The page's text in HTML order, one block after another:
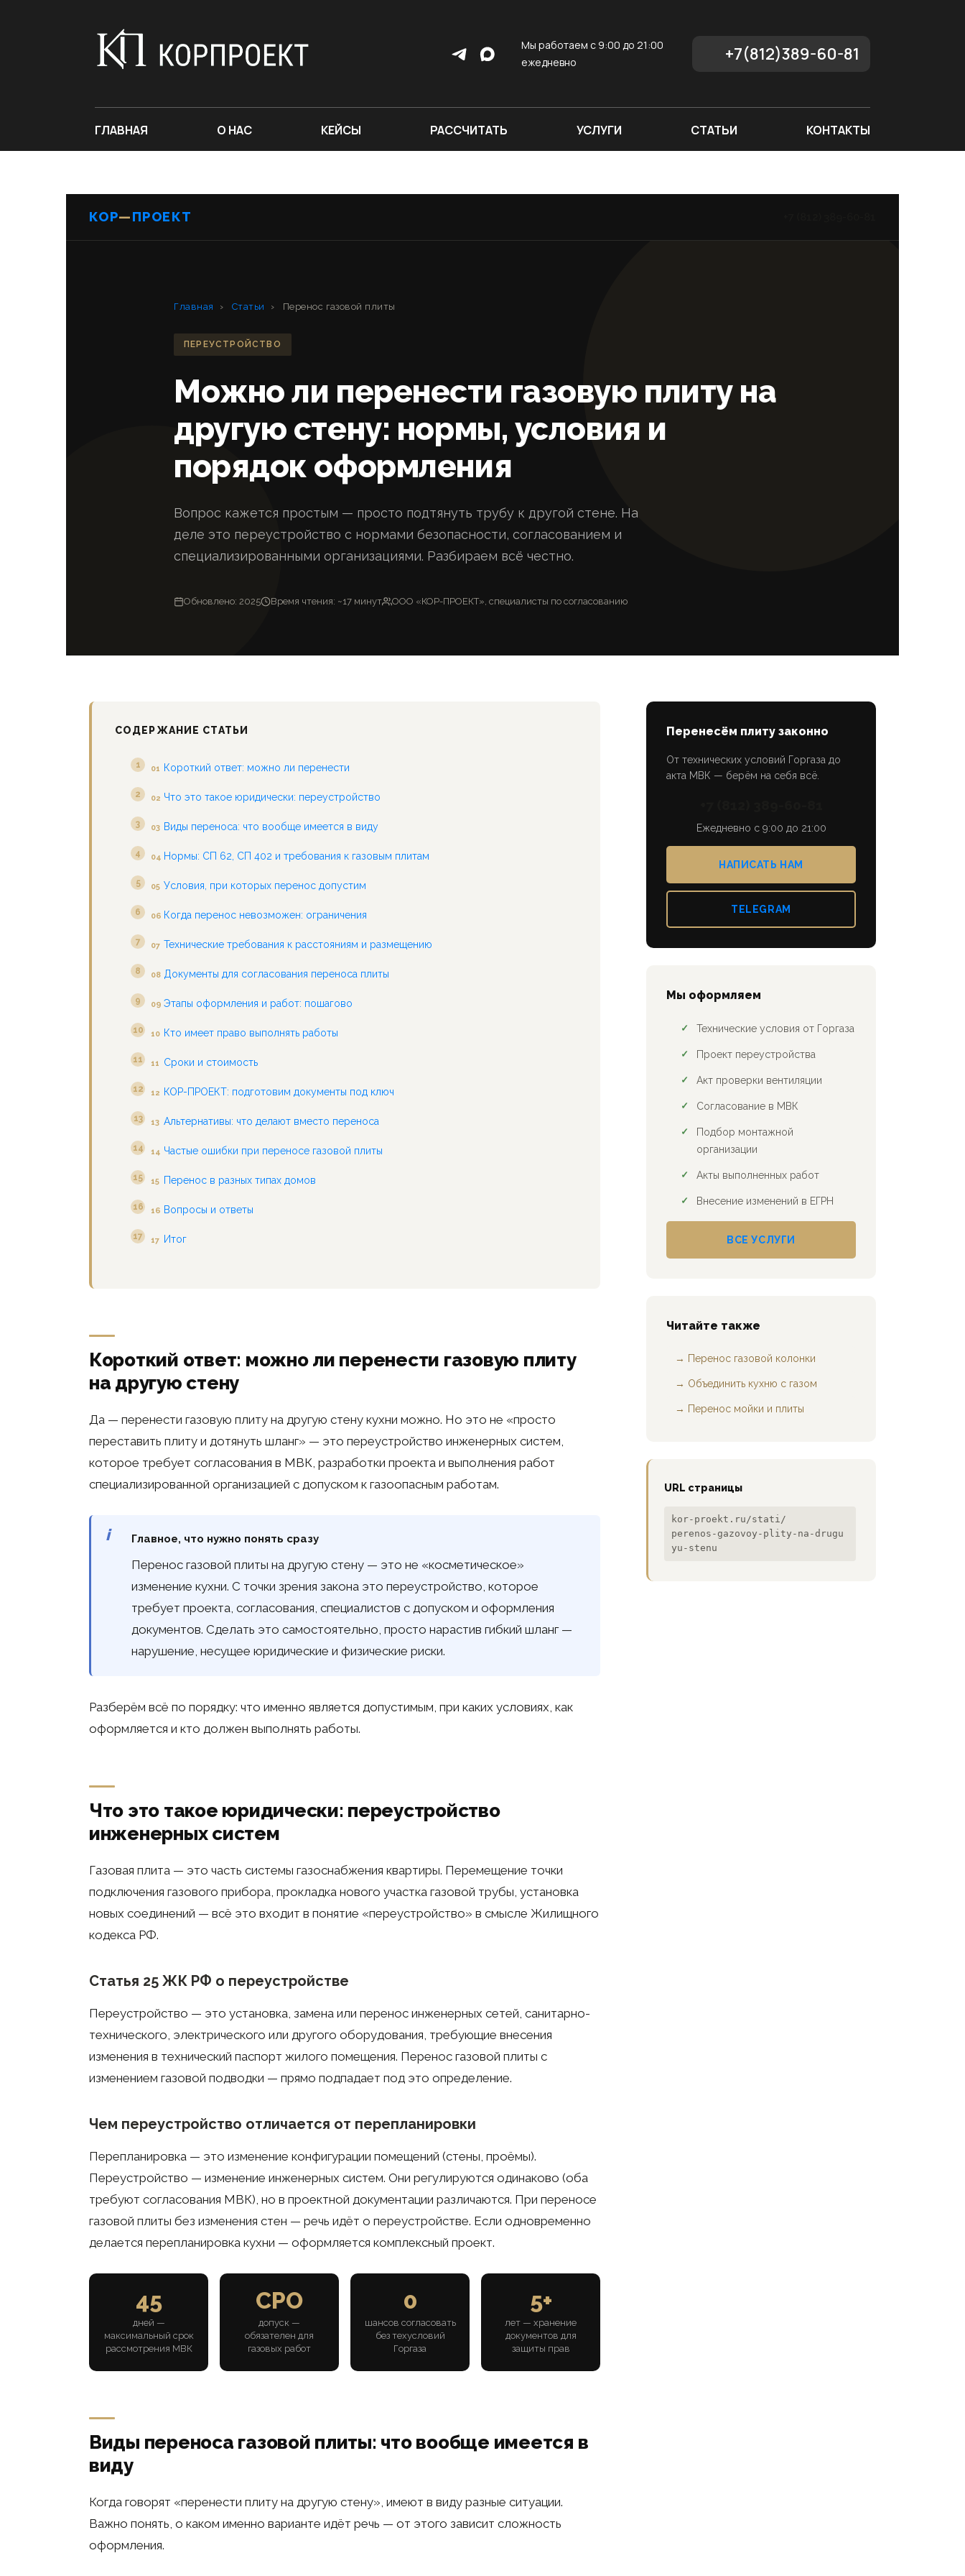
Мы работаем с 9:00 до 21:00
ежедневно
+7(812)389-60-81
ГЛАВНАЯ О НАС КЕЙСЫ РАССЧИТАТЬ УСЛУГИ СТАТЬИ КОНТАКТЫ
КОР—ПРОЕКТ
Главная › Статьи › Перенос газовой плиты
ПЕРЕУСТРОЙСТВО
Можно ли перенести газовую плиту на
другую стену: нормы, условия и
порядок оформления
Вопрос кажется простым — просто подтянуть трубу к другой стене. На
деле это переустройство с нормами безопасности, согласованием и
специализированными организациями. Разбираем всё честно.
Обновлено: 2025 Время чтения: ~17 минут ООО «КОР-ПРОЕКТ», специалисты по согласованию
СОДЕРЖАНИЕ СТАТЬИ
01 Короткий ответ: можно ли перенести
02 Что это такое юридически: переустройство
03 Виды переноса: что вообще имеется в виду
04 Нормы: СП 62, СП 402 и требования к газовым плитам
05 Условия, при которых перенос допустим
06 Когда перенос невозможен: ограничения
07 Технические требования к расстояниям и размещению
08 Документы для согласования переноса плиты
09 Этапы оформления и работ: пошагово
10 Кто имеет право выполнять работы
11 Сроки и стоимость
12 КОР-ПРОЕКТ: подготовим документы под ключ
13 Альтернативы: что делают вместо переноса
14 Частые ошибки при переносе газовой плиты
15 Перенос в разных типах домов
16 Вопросы и ответы
17 Итог
Короткий ответ: можно ли перенести газовую плиту
на другую стену
Да — перенести газовую плиту на другую стену кухни можно. Но это не «просто
переставить плиту и дотянуть шланг» — это переустройство инженерных систем,
которое требует согласования в МВК, разработки проекта и выполнения работ
специализированной организацией с допуском к газоопасным работам.
Главное, что нужно понять сразу
Перенос газовой плиты на другую стену — это не «косметическое»
изменение кухни. С точки зрения закона это переустройство, которое
требует проекта, согласования, специалистов с допуском и оформления
документов. Сделать это самостоятельно, просто нарастив гибкий шланг —
нарушение, несущее юридические и физические риски.
Разберём всё по порядку: что именно является допустимым, при каких условиях, как
оформляется и кто должен выполнять работы.
Что это такое юридически: переустройство
инженерных систем
Газовая плита — это часть системы газоснабжения квартиры. Перемещение точки
подключения газового прибора, прокладка нового участка газовой трубы, установка
новых соединений — всё это входит в понятие «переустройство» в смысле Жилищного
кодекса РФ.
Статья 25 ЖК РФ о переустройстве
Переустройство — это установка, замена или перенос инженерных сетей, санитарно-
технического, электрического или другого оборудования, требующие внесения
изменения в технический паспорт жилого помещения. Перенос газовой плиты с
изменением газовой подводки — прямо подпадает под это определение.
Чем переустройство отличается от перепланировки
Перепланировка — это изменение конфигурации помещений (стены, проёмы).
Переустройство — изменение инженерных систем. Они регулируются одинаково (оба
требуют согласования МВК), но в проектной документации различаются. При переносе
газовой плиты без изменения стен — речь идёт о переустройстве. Если одновременно
делается перепланировка кухни — оформляется комплексный проект.
45
дней —
максимальный срок
рассмотрения МВК
СРО
допуск —
обязателен для
газовых работ
0
шансов согласовать
без техусловий
Горгаза
5+
лет — хранение
документов для
защиты прав
Виды переноса газовой плиты: что вообще имеется в
виду
Когда говорят «перенести плиту на другую стену», имеют в виду разные ситуации.
Важно понять, о каком именно варианте идёт речь — от этого зависит сложность
оформления.
Перенесём плиту законно
От технических условий Горгаза до
акта МВК — берём на себя всё.
Ежедневно с 9:00 до 21:00
НАПИСАТЬ НАМ
TELEGRAM
Мы оформляем
Технические условия от Горгаза
Проект переустройства
Акт проверки вентиляции
Согласование в МВК
Подбор монтажной
организации
Акты выполненных работ
Внесение изменений в ЕГРН
ВСЕ УСЛУГИ
Читайте также
→ Перенос газовой колонки
→ Объединить кухню с газом
→ Перенос мойки и плиты
URL страницы
kor-proekt.ru/stati/
perenos-gazovoy-plity-na-drugu
yu-stenu